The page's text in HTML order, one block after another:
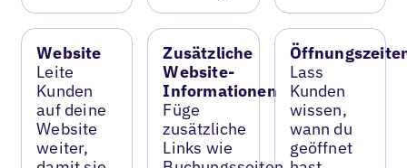
Website
Leite
Kunden
auf deine
Website
weiter,
Zusätzliche
Website-
Informationen
Füge
zusätzliche
Links wie
Lass
Kunden
wissen,
wann du
geöffnet